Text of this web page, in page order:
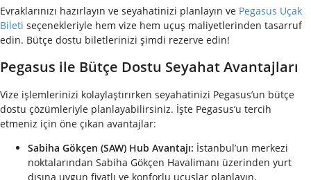
Evraklarınızı hazırlayın ve seyahatinizi planlayın ve Pegasus Uçak
Bileti seçenekleriyle hem vize hem uçuş maliyetlerinden tasarruf
edin. Bütçe dostu biletlerinizi şimdi rezerve edin!
Pegasus ile Bütçe Dostu Seyahat Avantajları
Vize işlemlerinizi kolaylaştırırken seyahatinizi Pegasus’un bütçe
dostu çözümleriyle planlayabilirsiniz. İşte Pegasus’u tercih
etmeniz için öne çıkan avantajlar:
Sabiha Gökçen (SAW) Hub Avantajı: İstanbul’un merkezi
noktalarından Sabiha Gökçen Havalimanı üzerinden yurt
dışına uygun fiyatlı ve konforlu uçuşlar planlayın.